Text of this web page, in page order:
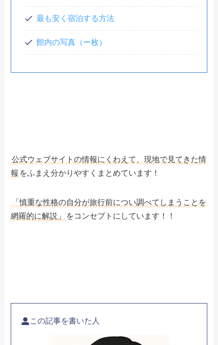
最も安く宿泊する方法
館内の写真（ー枚）
公式ウェブサイトの情報にくわえて、現地で見てきた情
報 をふまえ分かりやすくまとめています！
「慎重な性格の自分が旅行前につい調べてしまうことを
網羅的に解説」
をコンセプトにしています！！
この記事を書いた人